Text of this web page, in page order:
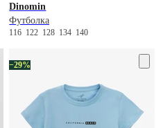
Dinomin
Футболка
116 122 128 134 140
−29%